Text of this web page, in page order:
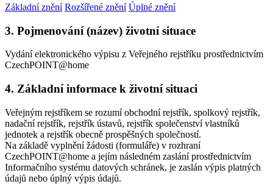
Základní znění Rozšířené znění Úplné znění
3. Pojmenování (název) životní situace
Vydání elektronického výpisu z Veřejného rejstříku prostřednictvím
CzechPOINT@home
4. Základní informace k životní situaci
Veřejným rejstříkem se rozumí obchodní rejstřík, spolkový rejstřík,
nadační rejstřík, rejstřík ústavů, rejstřík společenství vlastníků
jednotek a rejstřík obecně prospěšných společností.
Na základě vyplnění žádosti (formuláře) v rozhraní
CzechPOINT@home a jejím následném zaslání prostřednictvím
Informačního systému datových schránek, je zaslán výpis platných
údajů nebo úplný výpis údajů.